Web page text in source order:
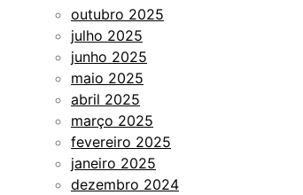
outubro 2025
julho 2025
junho 2025
maio 2025
abril 2025
março 2025
fevereiro 2025
janeiro 2025
dezembro 2024